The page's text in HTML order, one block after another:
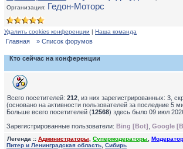
Организация: Гедон-Моторс
Удалить cookies конференции | Наша команда
Главная » Список форумов
Кто сейчас на конференции
Всего посетителей: 212 , из них зарегистрированных: 3,
(основано на активности пользователей за последние 5
Больше всего посетителей (12568) здесь было 09 июл
Зарегистрированные пользователи: Bing [Bot] Google
Легенда :: Администраторы Супермодераторы Модератор
Питер и Ленинградская область Сибирь